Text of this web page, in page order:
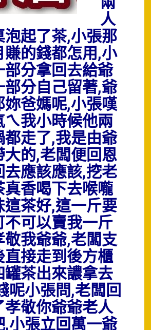
人
起了茶,小張那
的錢都怎用,小
部分拿回去給爺
分自己留著,爺
爸媽呢,小張嘆
ㄟ我小時候他兩
走了,我是由爺
的,老闆便回恩
應該應該,挖老
真香喝下去喉嚨
茶好,這一斤要
可以賣我一斤
我爺爺,老闆支
接走到後方櫃
茶出來譨拿去
呢小張問,老闆回
孝敬你爺爺老人
小張立回萬一爺